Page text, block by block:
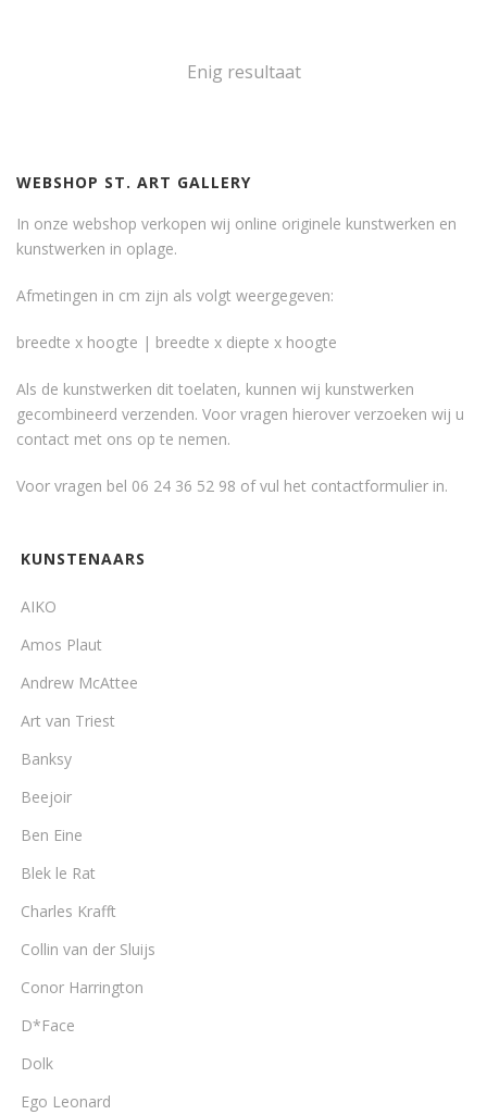
Enig resultaat
WEBSHOP ST. ART GALLERY
In onze webshop verkopen wij online originele kunstwerken en
kunstwerken in oplage.
Afmetingen in cm zijn als volgt weergegeven:
breedte x hoogte | breedte x diepte x hoogte
Als de kunstwerken dit toelaten, kunnen wij kunstwerken
gecombineerd verzenden. Voor vragen hierover verzoeken wij u
contact met ons op te nemen.
Voor vragen bel 06 24 36 52 98 of vul het contactformulier in.
KUNSTENAARS
AIKO
Amos Plaut
Andrew McAttee
Art van Triest
Banksy
Beejoir
Ben Eine
Blek le Rat
Charles Krafft
Collin van der Sluijs
Conor Harrington
D*Face
Dolk
Ego Leonard